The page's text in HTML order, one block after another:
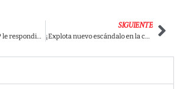
¡Presidente de la JEP le respondió con toda a Abelardo por su propuesta de acabar con la jurisdicción!: “Los debates se deben dar con altura y no con descalificaciones baratas”
SIGUIENTE
¡Explota nuevo escándalo en la campaña de Abelardo! Piden investigar presunto proselitismo dentro del INPEC por parte de su fórmula vicepresidencial ¡Ministro de Justicia lo paró duro!